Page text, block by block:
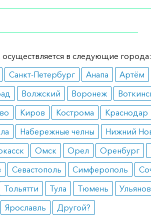
с помощью косметических средств.
организма. Курс лечения
болезнь, осложненная
терапия при меланоме.
прямой кишки;
воспалительные кожные
осуществляется в следующие города:
Санкт-Петербург Анапа Артём
Волжский Воронеж
Киров Кострома Краснодар
Набережные челны Нижний
Омск Орел Оренбург
Севастополь Симферополь
Тольятти Тула Тюмень
Ярославль Другой?